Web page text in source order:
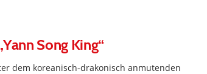
Song King“
dem koreanisch-drakonisch anmutenden